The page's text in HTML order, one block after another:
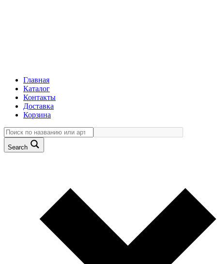
Главная
Каталог
Контакты
Доставка
Корзина
Search